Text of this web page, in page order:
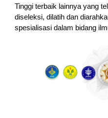
Tinggi terbaik lainnya yang
diseleksi, dilatih dan
spesialisasi dalam bidang